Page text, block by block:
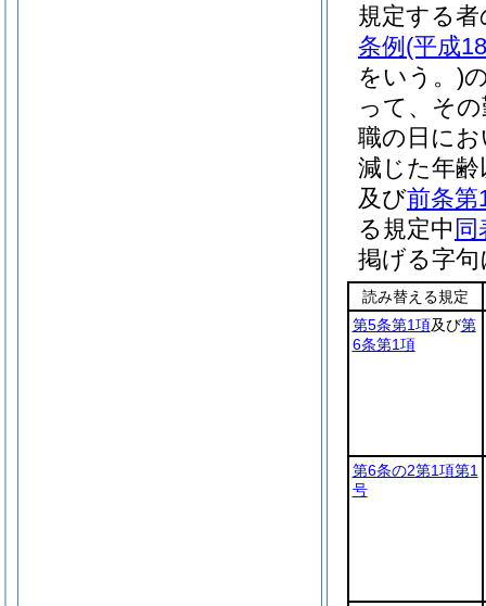
規定する
条例 (平成
をいう。)
って、そ
職の日に
減じた年
及び前条第
る規定中 同
掲げる字
読み替える規定
第5条第1項及び第
6条第1項
第6条の2第1項第1
号